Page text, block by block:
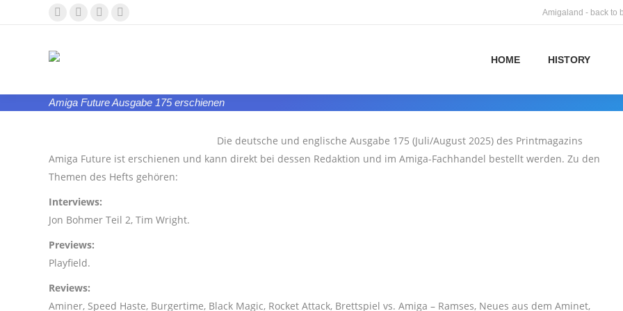
Facebook
opens
new
window
YouTube
new
window
Whatsapp
new
window
E-
in
new
Amigaland - back to
HOME HISTORY
Amiga Future Ausgabe 175 erschienen
Die deutsche und englische Ausgabe 175 (Juli/August 2025) des Printmagazins
Amiga Future ist erschienen und kann direkt bei dessen Redaktion und im Amiga-Fachhandel bestellt werden. Zu den
Themen des Hefts gehören:
Interviews:
Jon Bohmer Teil 2, Tim Wright.
Previews:
Playfield.
Reviews:
Aminer, Speed Haste, Burgertime, Black Magic, Rocket Attack, Brettspiel vs. Amiga – Ramses, Neues aus dem Aminet,